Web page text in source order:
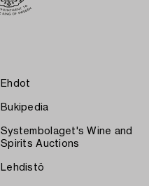
Ehdot
Bukipedia
Systembolaget's Wine and
Spirits Auctions
Lehdistö